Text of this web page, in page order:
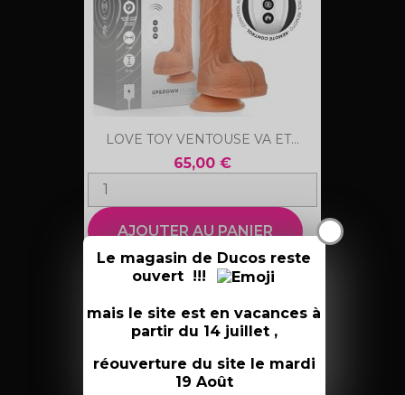
X
Le magasin de Ducos reste
ouvert !!!
mais le site est en vacances à
partir du 14 juillet ,
réouverture du site le mardi
19 Août
LOVE TOY VENTOUSE VA ET...
65,00 €
AJOUTER AU PANIER
favorite_border